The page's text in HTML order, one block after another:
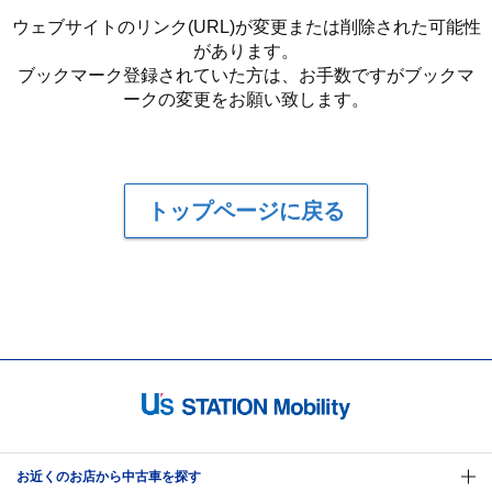
ウェブサイトのリンク(URL)が変更または削除された可能性
があります。
ブックマーク登録されていた方は、お手数ですがブックマ
ークの変更をお願い致します。
トップページに戻る
お近くのお店から中古車を探す